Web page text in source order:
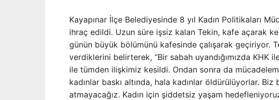
Kayapınar İlçe Belediyesinde 8 yıl Kadın Politikaları
ihraç edildi. Uzun süre işsiz kalan Tekin, kafe açarak
günün büyük bölümünü kafesinde çalışarak geçiriyor.
verdiklerini belirterek, “Bir sabah uyandığımızda KHK
ile tümden ilişkimiz kesildi. Ondan sonra da
kadınlar baskı altında, hala kadınlar öldürülüyorlar.
atmayacağız. Kadın için şiddetsiz yaşam